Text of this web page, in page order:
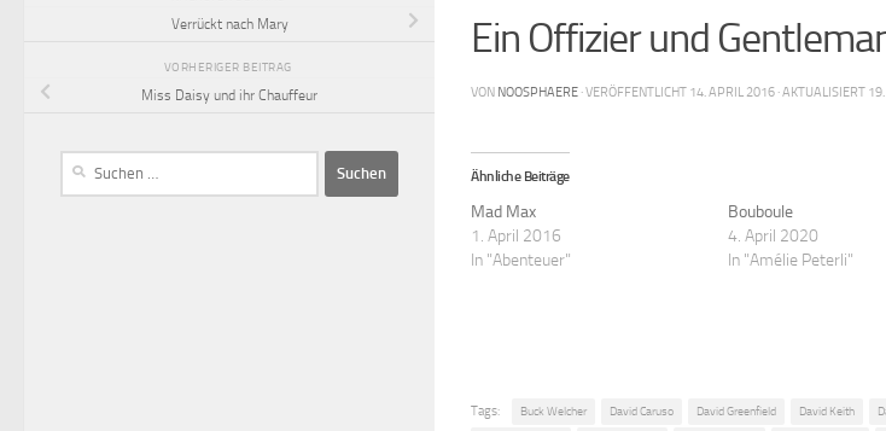
Ein Offizier und
VON NOOSPHAERE · VERÖFFENTLICHT 14. APRIL 2016 · AKTUALISIERT
Ähnliche Beiträge
Mad Max
1. April 2016
In "Abenteuer"
Bouboule
4. April 2020
In "Amélie Peterli"
Tags: Buck Welcher David Caruso David Greenfield David Keith
Verrückt nach Mary
VORHERIGER BEITRAG
Miss Daisy und ihr Chauffeur